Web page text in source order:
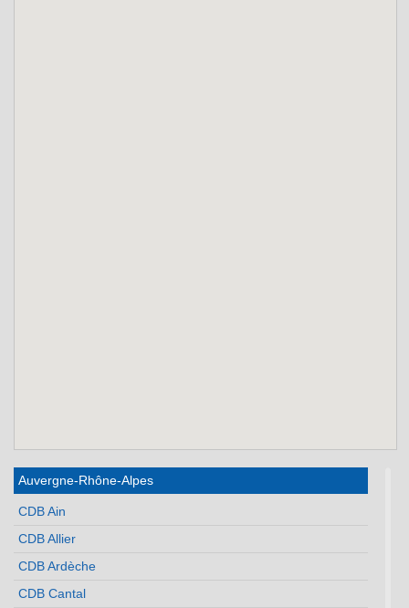
Auvergne-Rhône-Alpes
CDB Ain
CDB Allier
CDB Ardèche
CDB Cantal